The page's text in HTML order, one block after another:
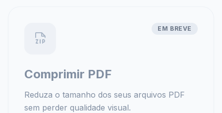
EM BREVE
Comprimir PDF
Reduza o tamanho dos seus arquivos PDF
sem perder qualidade visual.